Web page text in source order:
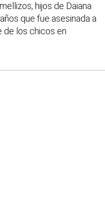
hijos de Daiana
que fue asesinada a
de los chicos en